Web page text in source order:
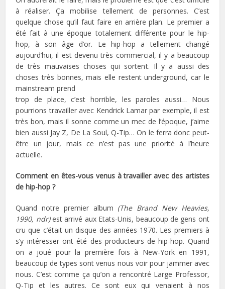
à réaliser. Ça mobilise tellement de personnes. C’est
quelque chose qu’il faut faire en arrière plan. Le premier a
été fait à une époque totalement différente pour le hip-
hop, à son âge d’or. Le hip-hop a tellement changé
aujourd’hui, il est devenu très commercial, il y a beaucoup
de très mauvaises choses qui sortent. Il y a aussi des
choses très bonnes, mais elle restent underground, car le
mainstream prend
trop de place, c’est horrible, les paroles aussi… Nous
pourrions travailler avec Kendrick Lamar par exemple, il est
très bon, mais il sonne comme un mec de l’époque, j’aime
bien aussi Jay Z, De La Soul, Q-Tip… On le ferra donc peut-
être un jour, mais ce n’est pas une priorité à l’heure
actuelle.
Comment en êtes-vous venus à travailler avec des artistes
de hip-hop ?
Quand notre premier album (The Brand New Heavies,
1990, ndr)est arrivé aux Etats-Unis, beaucoup de gens ont
cru que c’était un disque des années 1970. Les premiers à
s’y intéresser ont été des producteurs de hip-hop. Quand
on a joué pour la première fois à New-York en 1991,
beaucoup de types sont venus nous voir pour jammer avec
nous. C’est comme ça qu’on a rencontré Large Professor,
Q-Tip et les autres. Ce sont eux qui venaient à nos